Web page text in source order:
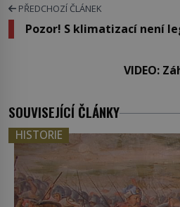
PŘEDCHOZÍ ČLÁNEK
Pozor! S klimatizací není
VIDEO:
SOUVISEJÍCÍ ČLÁNKY
HISTORIE